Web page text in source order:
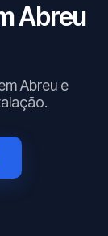
Abreu
Abreu e